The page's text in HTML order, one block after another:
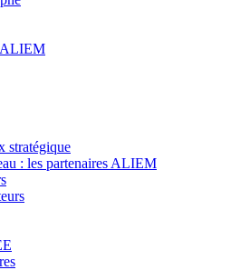
ALIEM
stratégique
: les partenaires ALIEM